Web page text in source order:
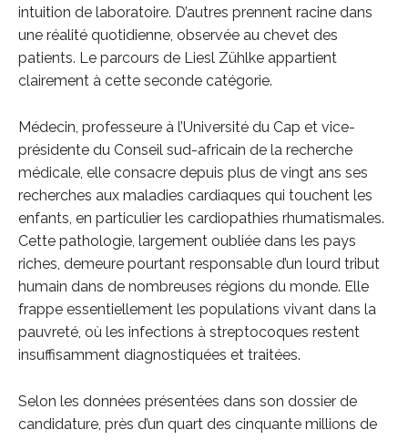
intuition de laboratoire. D’autres prennent racine dans
une réalité quotidienne, observée au chevet des
patients. Le parcours de Liesl Zühlke appartient
clairement à cette seconde catégorie.
Médecin, professeure à l’Université du Cap et vice-
présidente du Conseil sud-africain de la recherche
médicale, elle consacre depuis plus de vingt ans ses
recherches aux maladies cardiaques qui touchent les
enfants, en particulier les cardiopathies rhumatismales.
Cette pathologie, largement oubliée dans les pays
riches, demeure pourtant responsable d’un lourd tribut
humain dans de nombreuses régions du monde. Elle
frappe essentiellement les populations vivant dans la
pauvreté, où les infections à streptocoques restent
insuffisamment diagnostiquées et traitées.
Selon les données présentées dans son dossier de
candidature, près d’un quart des cinquante millions de